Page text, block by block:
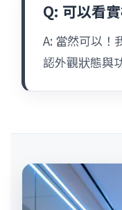
Q: 可以看
A: 當然可以！
認外觀狀態與